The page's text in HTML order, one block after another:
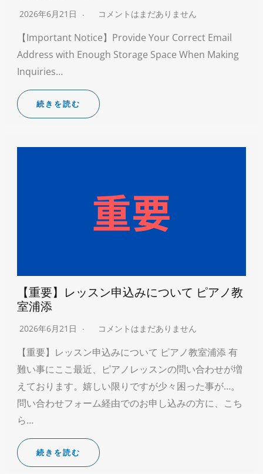
2026年6月21日 コメントはまだありません
【Important Notice】Provide Your Correct Email
Address with Enough Storage Space When Making
Inquiries…
続きを読む
【重要】レッスン申込みについて ピアノ教
室浦添
2026年6月21日 コメントはまだありません
【重要】レッスン申込みについて ピアノ教室浦添 有
難い事にここ最近、ピアノレッスンの問い合わせが増
えております。嬉しい限りですが少々困った事が…。
問い合わせフォーム経由でのお申し込みの方に、こち
ら…
続きを読む